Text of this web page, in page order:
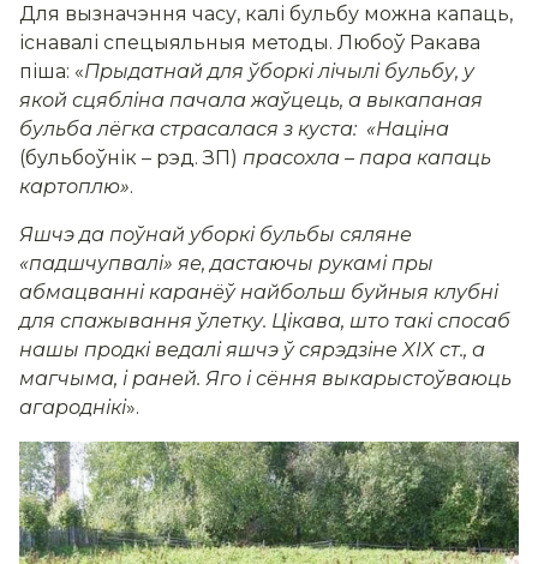
Для вызначэння часу, калі бульбу можна капаць,
існавалі спецыяльныя методы. Любоў Ракава
піша: «Прыдатнай для ўборкі лічылі бульбу, у
якой сцябліна пачала жаўцець, а выкапаная
бульба лёгка страсалася з куста: «Націна
(бульбоўнік – рэд. ЗП) прасохла – пара капаць
картоплю».
Яшчэ да поўнай уборкі бульбы сяляне
«падшчупвалі» яе, дастаючы рукамі пры
абмацванні каранёў найбольш буйныя клубні
для спажывання ўлетку. Цікава, што такі спосаб
нашы продкі ведалі яшчэ ў сярэдзіне XIX ст., а
магчыма, і раней. Яго і сёння выкарыстоўваюць
агароднікі».